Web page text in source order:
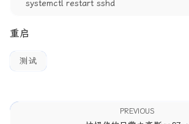
systemctl restart sshd
重启
测试
PREVIOUS